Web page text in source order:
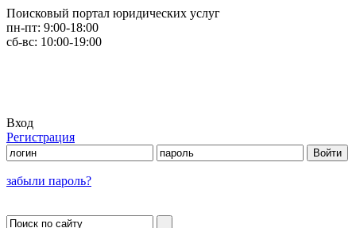
Поисковый портал юридических услуг
пн-пт: 9:00-18:00
сб-вс: 10:00-19:00
Вход
Регистрация
забыли пароль?